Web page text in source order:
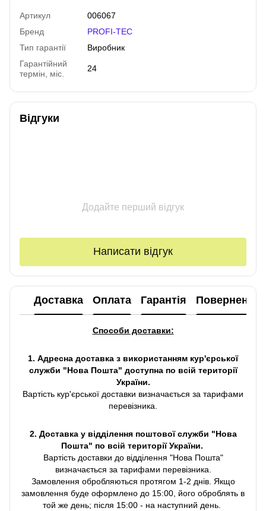
Артикул
006067
Бренд
PROFI-TEC
Тип гарантії
Виробник
Гарантійний
термін, міс.
24
Відгуки
Додайте перший відгук
Написати відгук
Доставка Оплата Гарантія Повернення
Способи доставки:
1. Адресна доставка з використанням кур'єрської
служби "Нова Пошта" доступна по всій території
України.
Вартість кур'єрської доставки визначається за тарифами
перевізника.
2. Доставка у відділення поштової служби "Нова
Пошта" по всій території України.
Вартість доставки до відділення "Нова Пошта"
визначається за тарифами перевізника.
Замовлення обробляються протягом 1-2 днів. Якщо
замовлення буде оформлено до 15:00, його оброблять в
той же день; після 15:00 - на наступний день.